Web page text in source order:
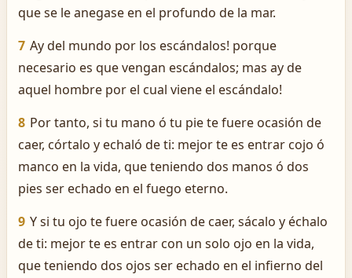
que se le anegase en el profundo de la mar.
7 Ay del mundo por los escándalos! porque
necesario es que vengan escándalos; mas ­ay de
aquel hombre por el cual viene el escándalo!
8 Por tanto, si tu mano ó tu pie te fuere ocasión de
caer, córtalo y echaló de ti: mejor te es entrar cojo ó
manco en la vida, que teniendo dos manos ó dos
pies ser echado en el fuego eterno.
9 Y si tu ojo te fuere ocasión de caer, sácalo y échalo
de ti: mejor te es entrar con un solo ojo en la vida,
que teniendo dos ojos ser echado en el infierno del